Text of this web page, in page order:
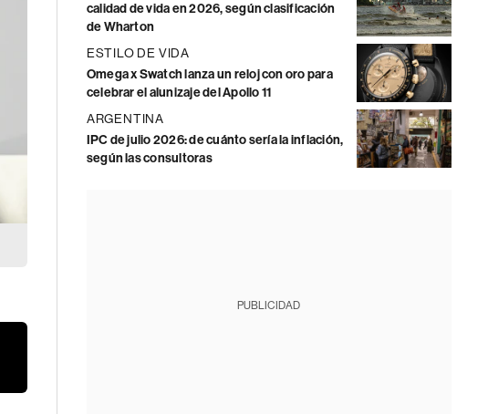
calidad de vida en 2026, según clasificación
de Wharton
ESTILO DE VIDA
Omega x Swatch lanza un reloj con oro para
celebrar el alunizaje del Apollo 11
ARGENTINA
IPC de julio 2026: de cuánto sería la inflación,
según las consultoras
PUBLICIDAD